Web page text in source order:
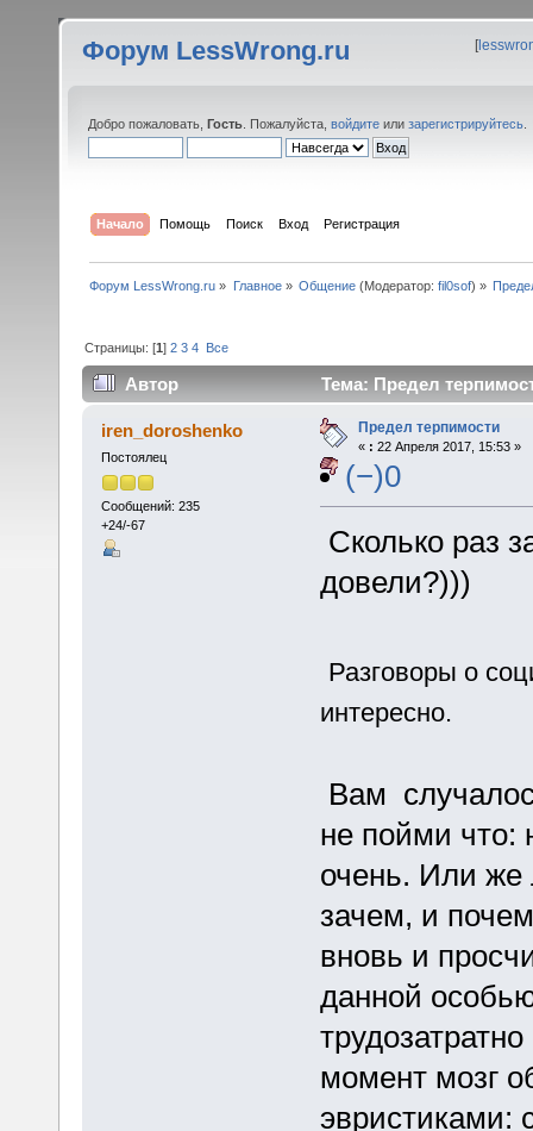
Форум LessWrong.ru [
Добро пожаловать, Гость . Пожалуйста, войдите или зарегистрируйтесь
Начало Помощь Поиск Вход Регистрация
Форум LessWrong.ru » Главное» Общение(Модератор: fil0sof) »
Страницы: [1]2 3 4 Все
Автор Тема: Предел
iren_doroshenko
Постоялец
Сообщений: 235
+24/-67
Предел терпимости
« : 22 Апреля 2017, 15:53 »
(−)0
Сколько раз
довели?)))
Разговоры о
интересно.
Вам
не пойми что:
очень. Или
зачем, и
вновь и
данной
момент мозг